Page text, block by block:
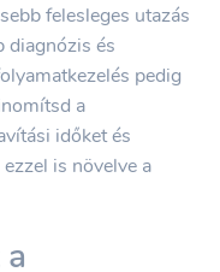
felesleges utazás
diagnózis és
pedig
a
időket és
is növelve a